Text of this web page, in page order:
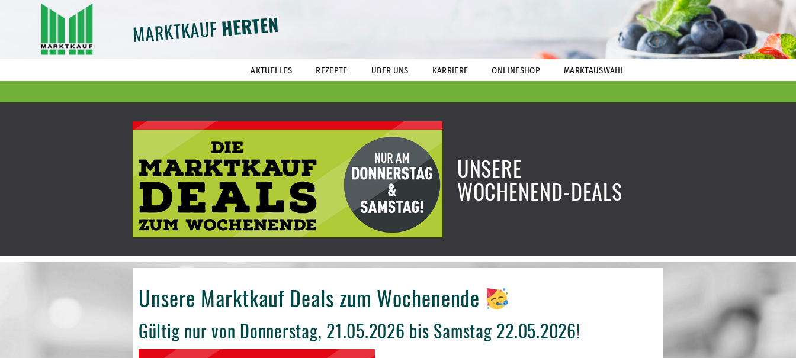
MARKTKAUFHERTEN
AKTUELLES REZEPTE ÜBER UNS KARRIERE ONLINESHOP MARKTAUSWAHL
UNSERE
WOCHENEND-DEALS
Unsere Marktkauf Deals zum Wochenende
Gültig nur von Donnerstag, 21.05.2026 bis Samstag 22.05.2026!